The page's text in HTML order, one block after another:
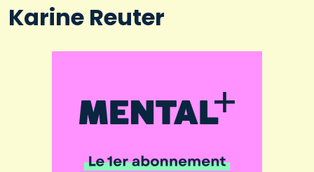
Karine Reuter